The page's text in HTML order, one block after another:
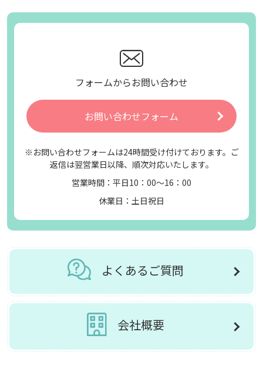
フォームからお問い合わせ
お問い合わせフォーム
※お問い合わせフォームは24時間受け付けております。ご
返信は翌営業日以降、順次対応いたします。
営業時間：平日10：00～16：00
休業日：土日祝日
よくあるご質問
会社概要